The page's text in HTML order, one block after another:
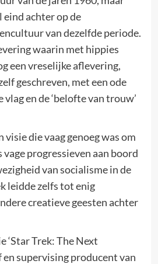
eind achter op de
van dezelfde periode.
waarin met hippies
een vreselijke aflevering,
geschreven, met een ode
vlag en de ‘belofte van trouw’
visie die vaag genoeg was om
progressieven aan boord
van socialisme in de
leidde zelfs tot enig
creatieve geesten achter
‘Star Trek: The Next
en supervising producent van